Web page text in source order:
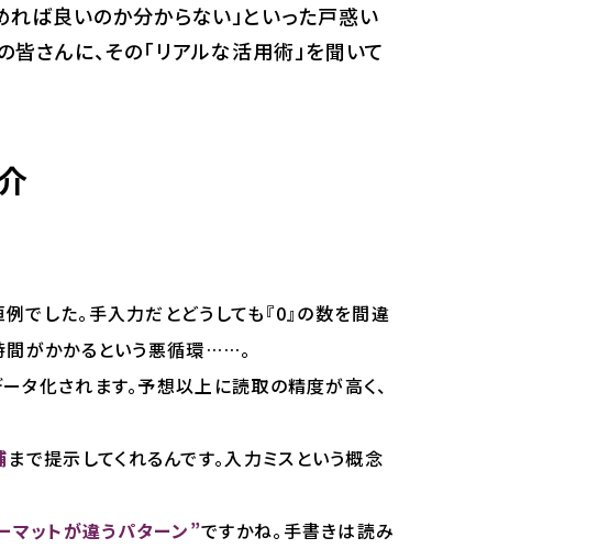
れば良いのか分からない」といった戸惑い
さんに、その「リアルな活用術」を聞いて
した。手入力だとどうしても『0』の数を間違
間がかかるという悪循環……。
タ化されます。予想以上に読取の精度が高く、
まで提示してくれるんです。入力ミスという概念
マットが違うパターン”ですかね。手書きは読み